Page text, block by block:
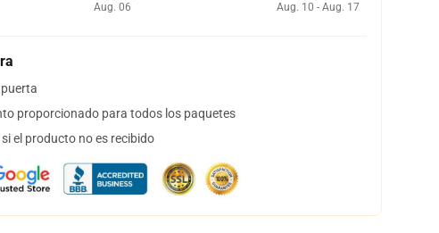
Aug. 06
Aug. 10 - Aug. 17
proporcionado para todos los paquetes
el producto no es recibido